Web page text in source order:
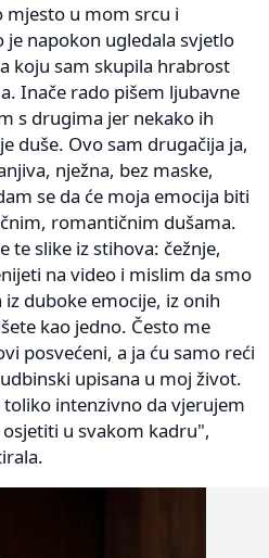
mjesto u mom srcu i
napokon ugledala svjetlo
koju sam skupila hrabrost
Inače rado pišem ljubavne
s drugima jer nekako ih
duše. Ovo sam drugačija ja,
nježna, bez maske,
se da će moja emocija biti
romantičnim dušama.
te slike iz stihova: čežnje,
na video i mislim da smo
duboke emocije, iz onih
kao jedno. Često me
posvećeni, a ja ću samo reći
upisana u moj život.
intenzivno da vjerujem
u svakom kadru",